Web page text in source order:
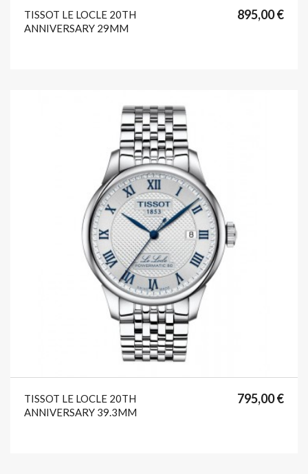
format_list_bulleted
TISSOT LE LOCLE 20TH
ANNIVERSARY 29MM
895,00 €
format_list_bulleted
TISSOT LE LOCLE 20TH
ANNIVERSARY 39.3MM
795,00 €